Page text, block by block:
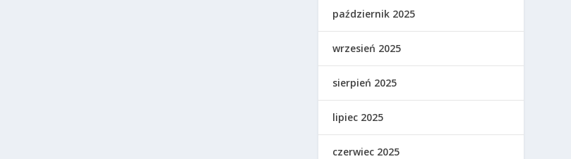
październik 2025
wrzesień 2025
sierpień 2025
lipiec 2025
czerwiec 2025